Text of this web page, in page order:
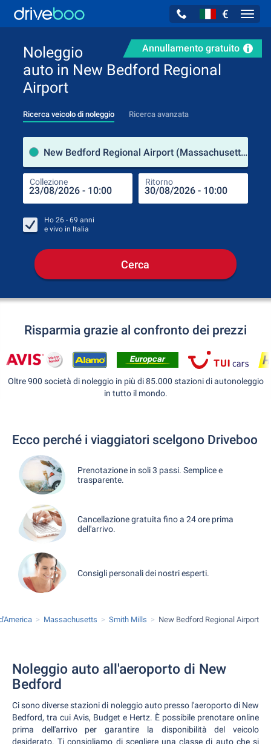
€
Annullamento gratuito
Noleggio
auto in New Bedford Regional
Airport
Ricerca veicolo di noleggio Ricerca avanzata
New Bedford Regional Airport (Massachusetts / Stati Uniti d'America)
Collezione Ritorno
Ho 26 - 69 anni
e vivo in Italia
Cerca
Risparmia grazie al confronto dei prezzi
Oltre 900 società di noleggio in più di 85.000 stazioni di autonoleggio
in tutto il mondo.
Ecco perché i viaggiatori scelgono Driveboo
Prenotazione in soli 3 passi. Semplice e
trasparente.
Cancellazione gratuita fino a 24 ore prima
dell'arrivo.
Consigli personali dei nostri esperti.
Massachusetts Smith Mills New Bedford Regional Airport
Noleggio auto all'aeroporto di New
Bedford
Ci sono diverse stazioni di noleggio auto presso l'aeroporto di New
Bedford, tra cui Avis, Budget e Hertz. È possibile prenotare online
prima dell'arrivo per garantire la disponibilità del veicolo
desiderato. Ti consigliamo di scegliere una classe di auto che si